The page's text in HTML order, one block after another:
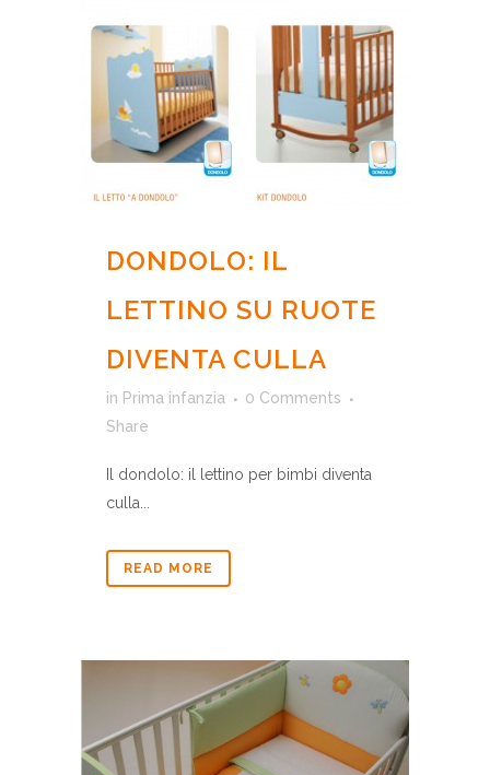
DONDOLO: IL
LETTINO SU RUOTE
DIVENTA CULLA
in Prima infanzia
0 Comments
Share
Il dondolo: il lettino per bimbi diventa
culla...
READ MORE